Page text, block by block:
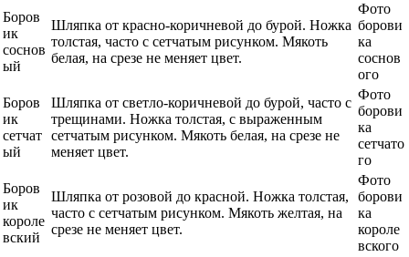
Боров
ик
соснов
ый
Шляпка от красно-коричневой до бурой. Ножка
толстая, часто с сетчатым рисунком. Мякоть
белая, на срезе не меняет цвет.
Фото
борови
ка
соснов
ого
Боров
ик
сетчат
ый
Шляпка от светло-коричневой до бурой, часто с
трещинами. Ножка толстая, с выраженным
сетчатым рисунком. Мякоть белая, на срезе не
меняет цвет.
Фото
борови
ка
сетчато
го
Боров
ик
короле
вский
Шляпка от розовой до красной. Ножка толстая,
часто с сетчатым рисунком. Мякоть желтая, на
срезе не меняет цвет.
Фото
борови
ка
короле
вского